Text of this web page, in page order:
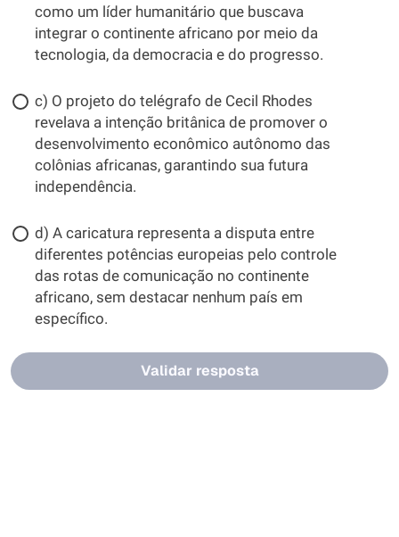
como um líder humanitário que buscava
integrar o continente africano por meio da
tecnologia, da democracia e do progresso.
c) O projeto do telégrafo de Cecil Rhodes
revelava a intenção britânica de promover o
desenvolvimento econômico autônomo das
colônias africanas, garantindo sua futura
independência.
d) A caricatura representa a disputa entre
diferentes potências europeias pelo controle
das rotas de comunicação no continente
africano, sem destacar nenhum país em
específico.
Validar resposta